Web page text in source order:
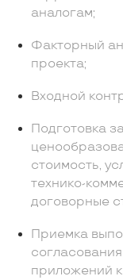
аналогам;
Факторный
проекта;
Входной
Подготовка
стоимость,
технико-
договорные
Приемка
приложений